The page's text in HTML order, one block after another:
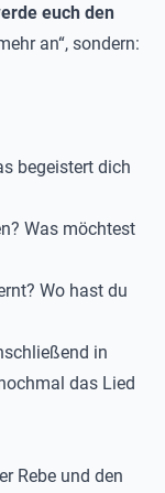
euch den
an“, sondern:
begeistert dich
Was möchtest
Wo hast du
in
das Lied
Rebe und den